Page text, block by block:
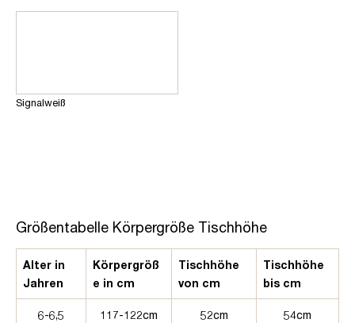
Signalweiß
Größentabelle Körpergröße Tischhöhe
Alter in
Jahren
Körpergröß
e in cm
Tischhöhe
von cm
Tischhöhe
bis cm
6-6,5
117-122cm 52cm 54cm